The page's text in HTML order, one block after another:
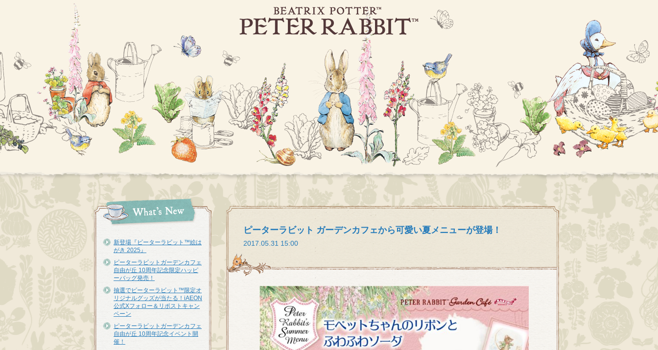
新登場『ピーターラビット™︎絵は
がき 2025』
ピーターラビットガーデンカフェ
自由が丘 10周年記念限定ハッピ
ーバッグ発売！
抽選でピーターラビット™限定オ
リジナルグッズが当たる！iAEON
公式Xフォロー＆リポストキャン
ペーン
ピーターラビットガーデンカフェ
自由が丘 10周年記念イベント開
催！
ピーターラビット ガーデンカフェから可愛い夏メニューが登場！
2017.05.31 15:00